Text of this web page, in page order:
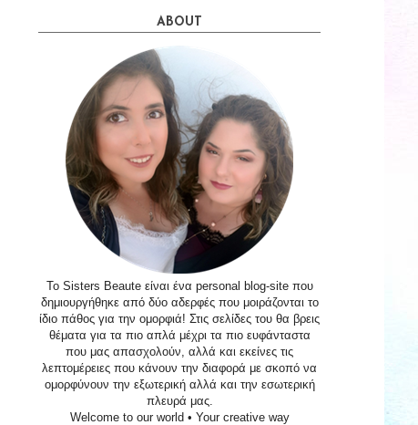
ABOUT
Το Sisters Beaute είναι ένα personal blog-site που
δημιουργήθηκε από δύο αδερφές που μοιράζονται το
ίδιο πάθος για την ομορφιά! Στις σελίδες του θα βρεις
θέματα για τα πιο απλά μέχρι τα πιο ευφάνταστα
που μας απασχολούν, αλλά και εκείνες τις
λεπτομέρειες που κάνουν την διαφορά με σκοπό να
ομορφύνουν την εξωτερική αλλά και την εσωτερική
πλευρά μας.
Welcome to our world • Your creative way